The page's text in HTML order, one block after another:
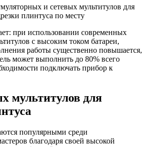
при использовании современных
с высоким током батареи,
работы существенно повышается,
может выполнить до 80% всего
подключать прибор к
мультитулов для
популярными среди
благодаря своей высокой